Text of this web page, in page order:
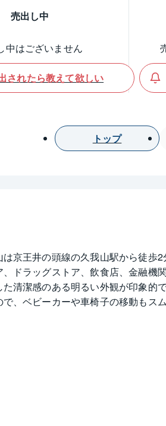
売出し中
中はございません
されたら教えて欲しい
トップ
は京王井の頭線の久我山駅から徒
、ドラッグストア、飲食店、金融
清潔感のある明るい外観が印象的
、ベビーカーや車椅子の移動も